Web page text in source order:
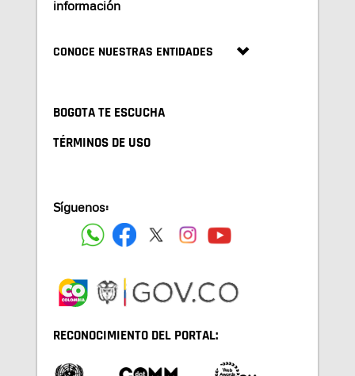
información
CONOCE NUESTRAS ENTIDADES
BOGOTA TE ESCUCHA
TÉRMINOS DE USO
Síguenos:
RECONOCIMIENTO DEL PORTAL: